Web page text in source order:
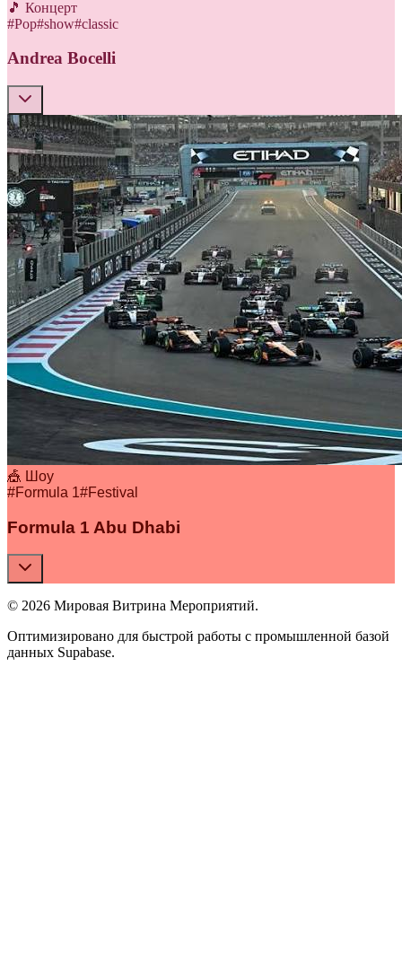
🎵 Концерт
#Pop#show#classic
Andrea Bocelli
🎪 Шоу
#Formula 1#Festival
Formula 1 Abu Dhabi
© 2026 Мировая Витрина Мероприятий.
Оптимизировано для быстрой работы с промышленной базой
данных Supabase.